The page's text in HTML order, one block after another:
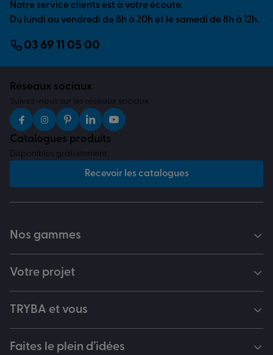
Notre service clients est à votre écoute.
Du lundi au vendredi de 8h à 20h et le samedi de 8h à 12h.
03 69 11 05 00
Réseaux sociaux
Suivez-nous sur les réseaux sociaux
Catalogues produits
Disponibles gratuitement
Recevoir les catalogues
Nos gammes
Votre projet
TRYBA et vous
Faites le plein d’idées